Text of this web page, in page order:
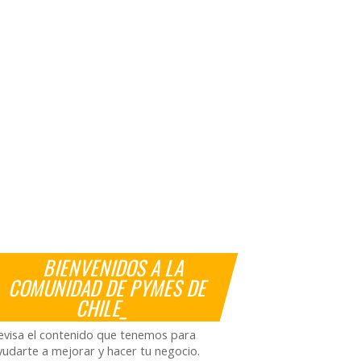
BIENVENIDOS A LA
COMUNIDAD DE PYMES DE
CHILE_
el contenido que tenemos para
a mejorar y hacer tu negocio.